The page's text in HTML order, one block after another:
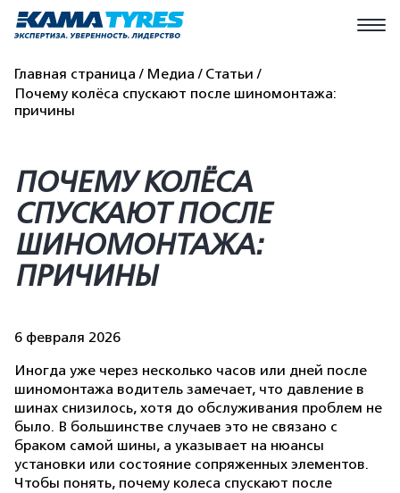
Главная страница Медиа
Статьи
Почему колёса спускают после шиномонтажа:
причины
ПОЧЕМУ КОЛЁСА
СПУСКАЮТ ПОСЛЕ
ШИНОМОНТАЖА:
ПРИЧИНЫ
6 февраля 2026
Иногда уже через несколько часов или дней после
шиномонтажа водитель замечает, что давление в
шинах снизилось, хотя до обслуживания проблем не
было. В большинстве случаев это не связано с
браком самой шины, а указывает на нюансы
установки или состояние сопряженных элементов.
Чтобы понять, почему колеса спускают после